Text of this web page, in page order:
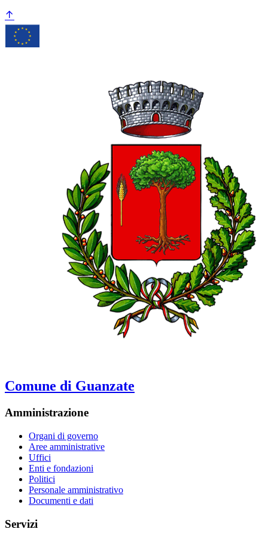
Comune di Guanzate
Amministrazione
Organi di governo
Aree amministrative
Uffici
Enti e fondazioni
Politici
Personale amministrativo
Documenti e dati
Servizi